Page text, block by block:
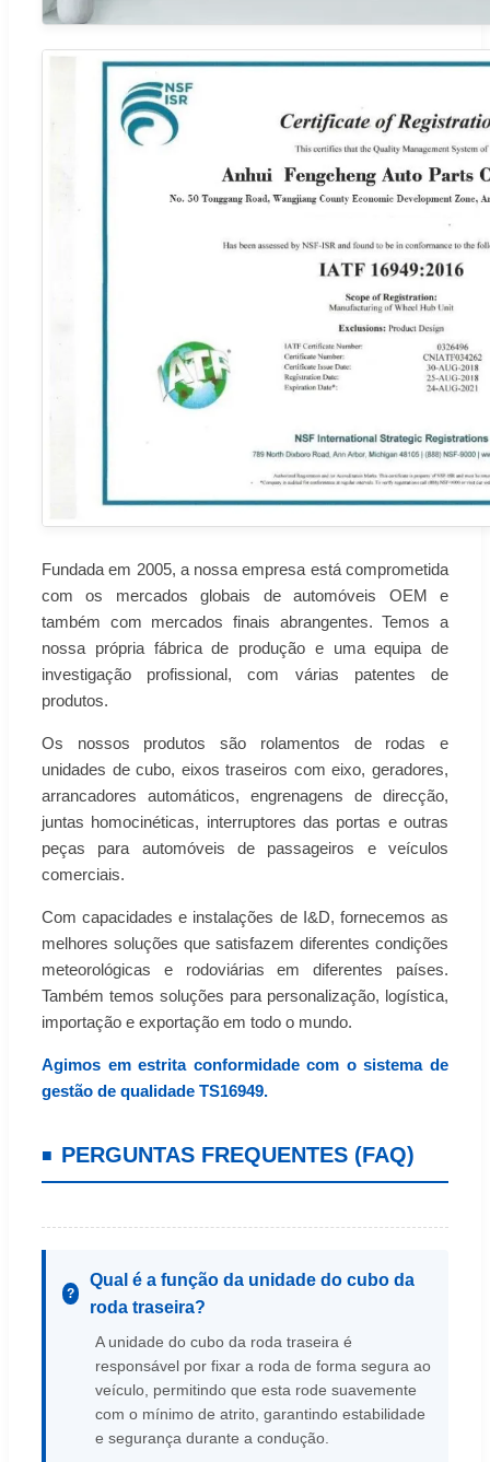
Fundada em 2005, a nossa empresa está comprometida
com os mercados globais de automóveis OEM e
também com mercados finais abrangentes. Temos a
nossa própria fábrica de produção e uma equipa de
investigação profissional, com várias patentes de
produtos.
Os nossos produtos são rolamentos de rodas e
unidades de cubo, eixos traseiros com eixo, geradores,
arrancadores automáticos, engrenagens de direcção,
juntas homocinéticas, interruptores das portas e outras
peças para automóveis de passageiros e veículos
comerciais.
Com capacidades e instalações de I&D, fornecemos as
melhores soluções que satisfazem diferentes condições
meteorológicas e rodoviárias em diferentes países.
Também temos soluções para personalização, logística,
importação e exportação em todo o mundo.
Agimos em estrita conformidade com o sistema de
gestão de qualidade TS16949.
PERGUNTAS FREQUENTES (FAQ)
Qual é a função da unidade do cubo da
roda traseira?
A unidade do cubo da roda traseira é
responsável por fixar a roda de forma segura ao
veículo, permitindo que esta rode suavemente
com o mínimo de atrito, garantindo estabilidade
e segurança durante a condução.